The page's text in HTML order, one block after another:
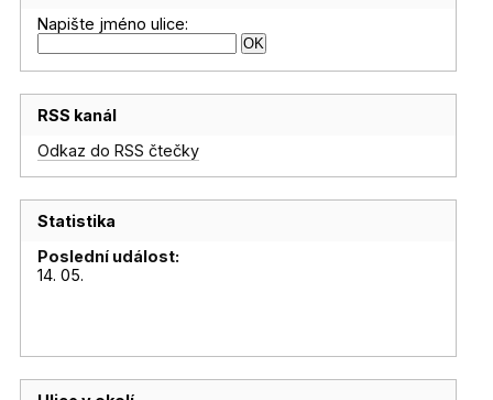
Napište jméno ulice:
RSS kanál
Odkaz do RSS čtečky
Statistika
Poslední událost:
14. 05.